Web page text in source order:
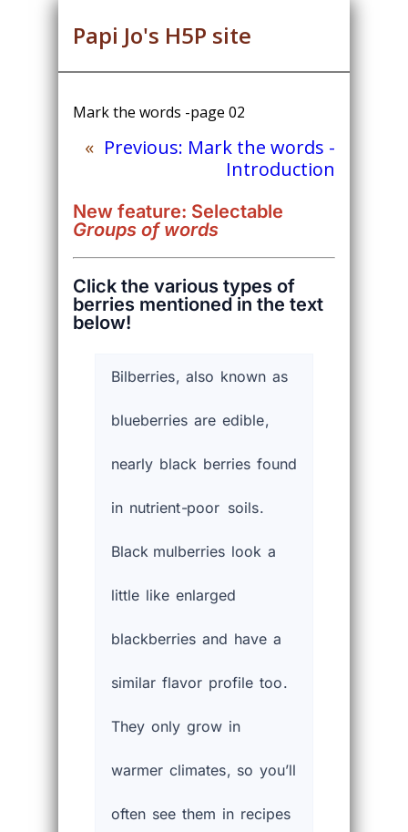
Papi Jo's H5P site
Mark the words -page 02
« Previous: Mark the words -
Introduction